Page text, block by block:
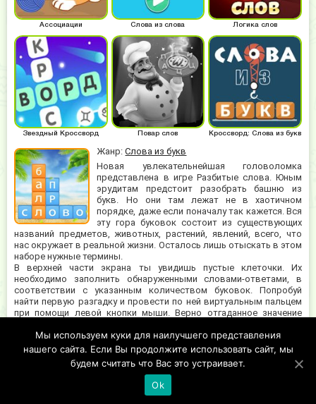
Жанр:Слова из букв
Новая увлекательнейшая головоломка
представлена в игре Разбитые слова. Юным
эрудитам предстоит разобрать башню из
букв. Но они там лежат не в хаотичном
порядке, даже если поначалу так кажется. Вся
эту гора буковок состоит из существующих
названий предметов, животных, растений, явлений, всего, что
нас окружает в реальной жизни. Осталось лишь отыскать в этом
наборе нужные термины.
В верхней части экрана ты увидишь пустые клеточки. Их
необходимо заполнить обнаруженными словами-ответами, в
соответствии с указанным количеством буковок. Попробуй
найти первую разгадку и провести по ней виртуальным пальцем
при помощи левой кнопки мыши. Верно отгаданное значение
кубики упадут ниже, образуя новые разгадки. Таким образом
нужно разбить все задуманные создателями игрушки слова-
Ассоциации Слова из слова Логика слов
Звездный Кроссворд Повар слов Кроссворд: Слова из букв
Мы используем куки для наилучшего представления
нашего сайта. Если Вы продолжите использовать сайт, мы
будем считать что Вас это устраивает.
Ok